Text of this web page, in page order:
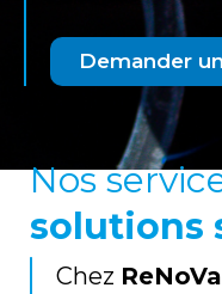
Demander
Nos
solutions
Chez